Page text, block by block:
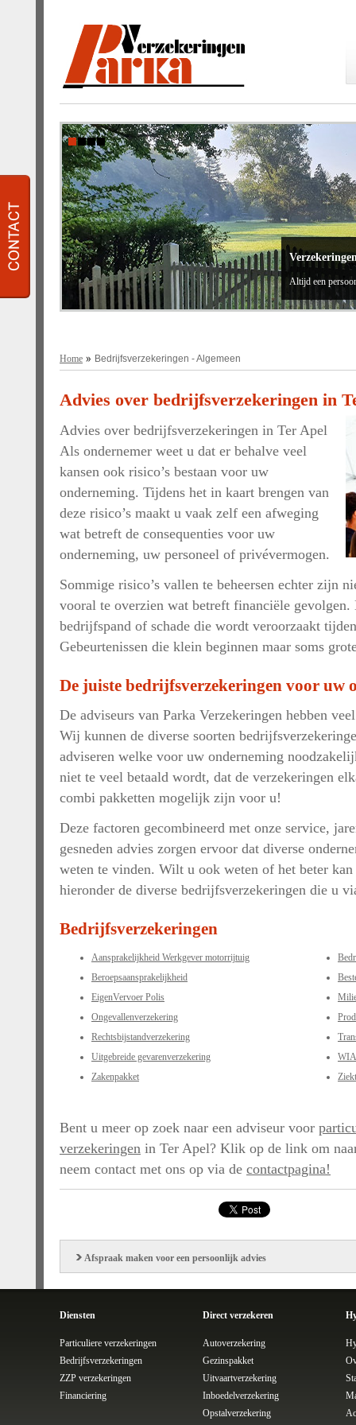
Altijd een
Home Bedrijfsverzekeringen - Algemeen
Advies over bedrijfsverzekeringen in
Advies over bedrijfsverzekeringen in Ter Apel
Als ondernemer weet u dat er behalve veel
kansen ook risico’s bestaan voor uw
onderneming. Tijdens het in kaart brengen van
deze risico’s maakt u vaak zelf een afweging
wat betreft de consequenties voor uw
onderneming, uw personeel of privévermogen.
Sommige risico’s vallen te beheersen echter zijn
vooral te overzien wat betreft financiële
bedrijfspand of schade die wordt veroorzaakt
Gebeurtenissen die klein beginnen maar soms
De juiste bedrijfsverzekeringen voor uw
De adviseurs van Parka Verzekeringen hebben
Wij kunnen de diverse soorten
adviseren welke voor uw onderneming
niet te veel betaald wordt, dat de verzekeringen
combi pakketten mogelijk zijn voor u!
Deze factoren gecombineerd met onze service,
gesneden advies zorgen ervoor dat diverse
weten te vinden. Wilt u ook weten of het beter
hieronder de diverse bedrijfsverzekeringen die u
Bedrijfsverzekeringen
Aansprakelijkheid Werkgever motorrijtuig
Beroepsaansprakelijkheid
EigenVervoer Polis
Ongevallenverzekering
Rechtsbijstandverzekering
Uitgebreide gevarenverzekering
Zakenpakket
Bent u meer op zoek naar een adviseur voor
verzekeringen in Ter Apel? Klik op de link om
neem contact met ons op via de contactpagina!
Afspraak maken voor een persoonlijk advies
Diensten
Particuliere verzekeringen
Bedrijfsverzekeringen
ZZP verzekeringen
Financiering
Direct verzekeren
Autoverzekering
Gezinspakket
Uitvaartverzekering
Inboedelverzekering
Opstalverzekering